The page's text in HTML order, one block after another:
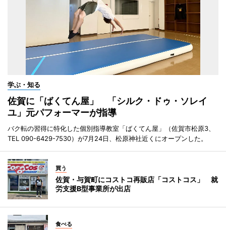
学ぶ・知る
佐賀に「ばくてん屋」 「シルク・ドゥ・ソレイ
ユ」元パフォーマーが指導
バク転の習得に特化した個別指導教室「ばくてん屋」（佐賀市松原3、
TEL 090-6429-7530）が7月24日、松原神社近くにオープンした。
買う
佐賀・与賀町にコストコ再販店「コストコス」 就
労支援B型事業所が出店
食べる